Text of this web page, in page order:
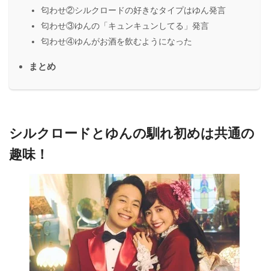
匂わせ②シルクロードの好きなタイプはゆん発言
匂わせ③ゆんの「キュンキュンしてる」発言
匂わせ④ゆんがお酒を飲むようになった
まとめ
シルクロードとゆんの馴れ初めは共通の
趣味！